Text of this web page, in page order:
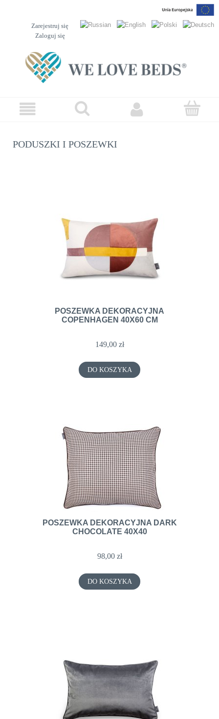
Zarejestruj się
Zaloguj się
PODUSZKI I POSZEWKI
POSZEWKA DEKORACYJNA
COPENHAGEN 40X60 CM
149,00 zł
DO KOSZYKA
POSZEWKA DEKORACYJNA DARK
CHOCOLATE 40X40
98,00 zł
DO KOSZYKA